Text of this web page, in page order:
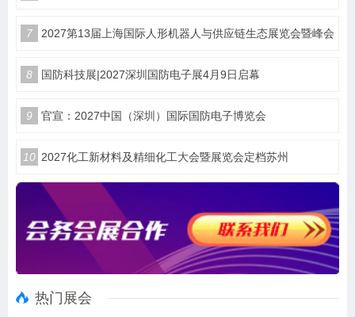
7 2027第13届上海国际人形机器人与供应链生态展览会暨峰会
8 国防科技展|2027深圳国防电子展4月9日启幕
9 官宣：2027中国（深圳）国际国防电子博览会
10 2027化工新材料及精细化工大会暨展览会定档苏州
热门展会